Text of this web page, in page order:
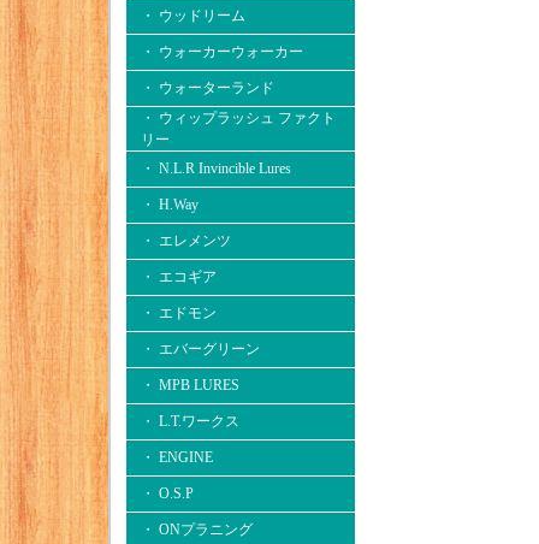
・ ウッドリーム
・ ウォーカーウォーカー
・ ウォーターランド
・ ウィップラッシュ ファクト
リー
・ N.L.R Invincible Lures
・ H.Way
・ エレメンツ
・ エコギア
・ エドモン
・ エバーグリーン
・ MPB LURES
・ L.T.ワークス
・ ENGINE
・ O.S.P
・ ONプラニング